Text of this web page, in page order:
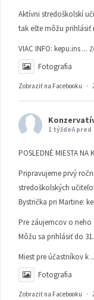
Aktívni stredoškolskí
tak ešte môžu prihlásiť
VIAC INFO: kepu.ins ...
Fotografia
Zobraziť na Facebooku ·
1 týždeň pred
POSLEDNÉ MIESTA NA
Pripravujeme prvý
stredoškolských
Bystrička pri Martine:
Pre záujemcov o
Môžu sa prihlásiť do
Miest pre účastníkov k
Fotografia
Zobraziť na Facebooku ·